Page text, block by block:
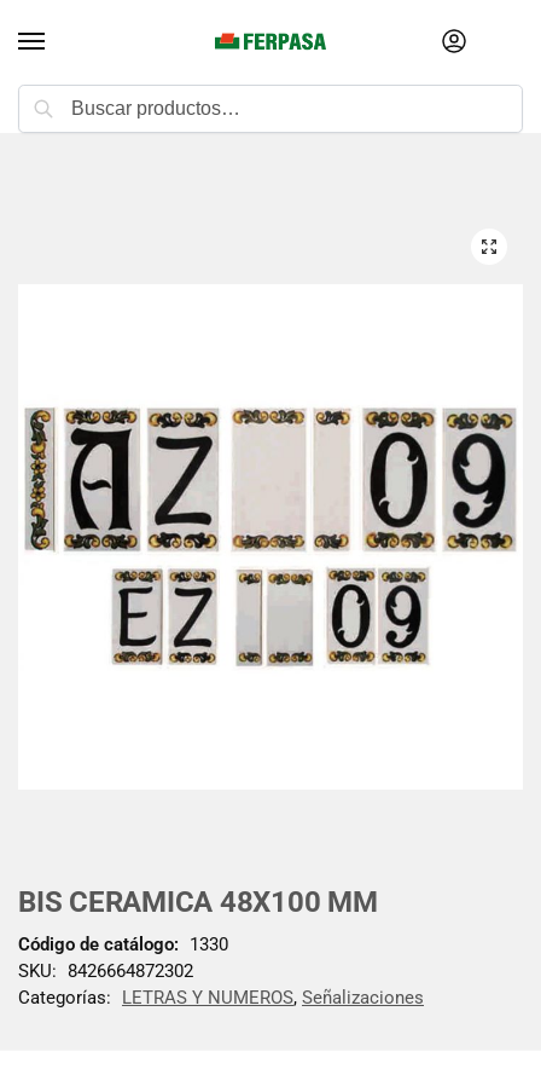
BIS CERAMICA 48X100 MM
Código de catálogo:
1330
SKU: 8426664872302
Categorías:
LETRAS Y NUMEROS, Señalizaciones